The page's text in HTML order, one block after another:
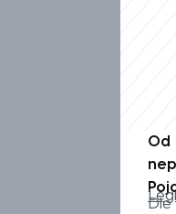
Od
Dle